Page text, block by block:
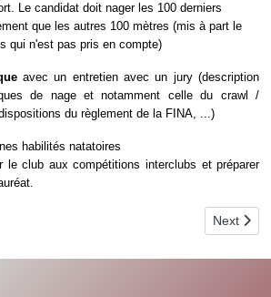
Le candidat doit nager les 100 derniers
que les autres 100 mètres (mis à part le
qui n'est pas pris en compte)
avec un entretien avec un jury (description
de nage et notamment celle du crawl /
du règlement de la FINA, ...)
habilités natatoires
le club aux compétitions interclubs et préparer
Adultes Next
Next